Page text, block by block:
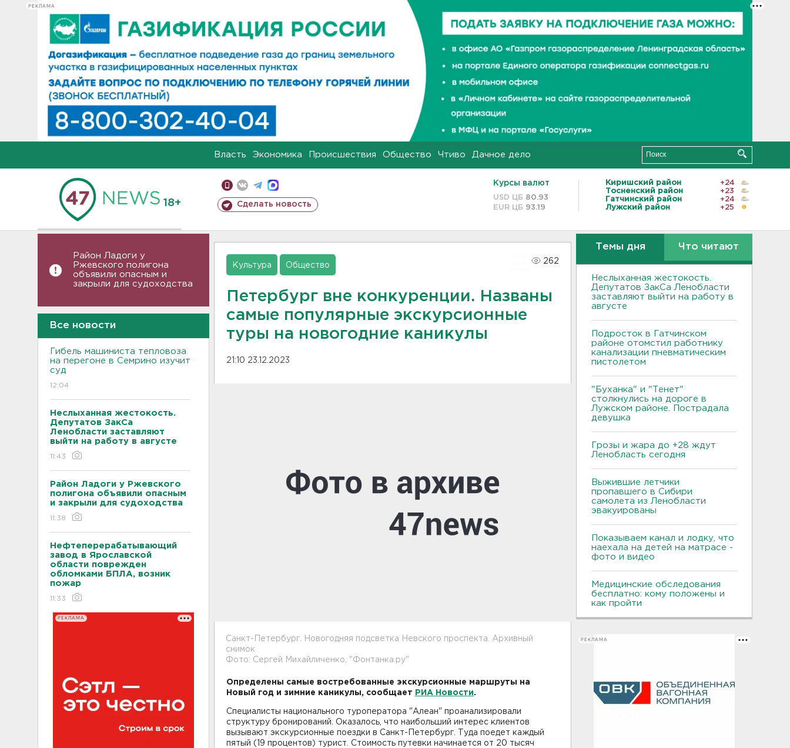
РЕКЛАМА
Власть Экономика Происшествия Общество Чтиво Дачное дело
18+ Сделать новость
Курсы валют
USD ЦБ 80.93
EUR ЦБ 93.19
Киришский район
+24
Тосненский район
+23
Гатчинский район
+24
Лужский район
+25
Район Ладоги у
Ржевского полигона
объявили опасным и
закрыли для судоходства
Все новости
Гибель машиниста тепловоза
на перегоне в Семрино изучит
суд
12:04
Неслыханная жестокость.
Депутатов ЗакСа
Ленобласти заставляют
выйти на работу в августе
11:43
Район Ладоги у Ржевского
полигона объявили опасным
и закрыли для судоходства
11:38
Нефтеперерабатывающий
завод в Ярославской
области поврежден
обломками БПЛА, возник
пожар
11:33
РЕКЛАМА
Культура Общество
262
Петербург вне конкуренции. Названы
самые популярные экскурсионные
туры на новогодние каникулы
21:10 23.12.2023
Санкт-Петербург. Новогодняя подсветка Невского проспекта. Архивный
снимок
Фото: Сергей Михайличенко, "Фонтанка.ру"
Определены самые востребованные экскурсионные маршруты на
Новый год и зимние каникулы, сообщает
РИА Новости.
Специалисты национального туроператора "Алеан" проанализировали
структуру бронирований. Оказалось, что наибольший интерес клиентов
вызывают экскурсионные поездки в Санкт-Петербург. Туда поедет каждый
пятый (19 процентов) турист. Стоимость путевки начинается от 20 тысяч
Темы дня Что читают
Неслыханная жестокость.
Депутатов ЗакСа Ленобласти
заставляют выйти на работу в
августе
Подросток в Гатчинском
районе отомстил работнику
канализации пневматическим
пистолетом
"Буханка" и "Тенет"
столкнулись на дороге в
Лужском районе. Пострадала
девушка
Грозы и жара до +28 ждут
Ленобласть сегодня
Выжившие летчики
пропавшего в Сибири
самолета из Ленобласти
эвакуированы
Показываем канал и лодку, что
наехала на детей на матрасе -
фото и видео
Медицинские обследования
бесплатно: кому положены и
как пройти
РЕКЛАМА